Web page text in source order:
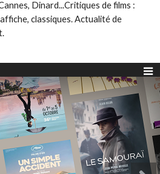
Dinard...Critiques de films :
classiques. Actualité de